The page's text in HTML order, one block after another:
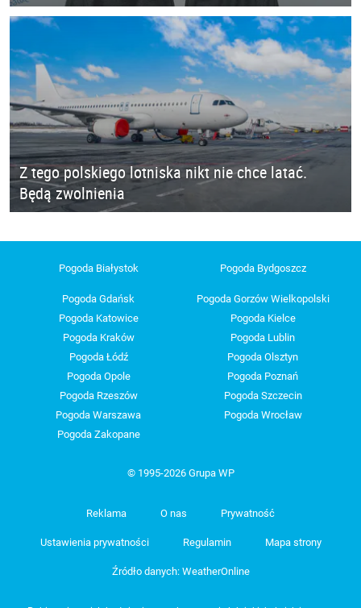
Z tego polskiego lotniska nikt nie chce latać.
Będą zwolnienia
Pogoda Białystok Pogoda Bydgoszcz
Pogoda Gdańsk
Pogoda Gorzów Wielkopolski
Pogoda Katowice
Pogoda Kielce
Pogoda Kraków
Pogoda Lublin
Pogoda Łódź
Pogoda Olsztyn
Pogoda Opole
Pogoda Poznań
Pogoda Rzeszów
Pogoda Szczecin
Pogoda Warszawa
Pogoda Wrocław
Pogoda Zakopane
© 1995-2026 Grupa WP
Reklama O nas Prywatność
Ustawienia prywatności Regulamin Mapa strony
Źródło danych: WeatherOnline